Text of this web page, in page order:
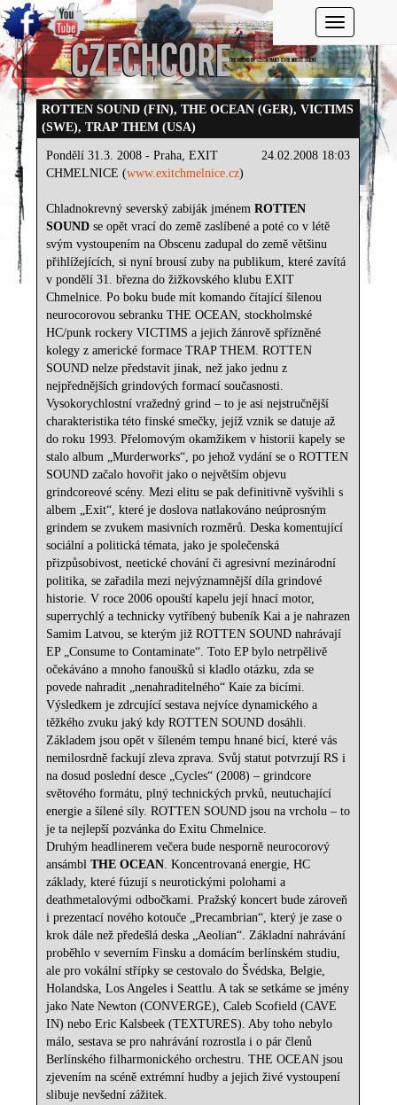
Toggle
ROTTEN SOUND (FIN), THE OCEAN (GER), VICTIMS
(SWE), TRAP THEM (USA)
24.02.2008 18:03
Pondělí 31.3. 2008 - Praha, EXIT
CHMELNICE (www.exitchmelnice.cz)
Chladnokrevný severský zabiják jménemROTTEN
SOUND se opět vrací do země zaslíbené a poté co v létě
svým vystoupením na Obscenu zadupal do země většinu
přihlížejících, si nyní brousí zuby na publikum, které zavítá
v pondělí 31. března do žižkovského klubu EXIT
Chmelnice. Po boku bude mít komando čítající šílenou
neurocorovou sebranku THE OCEAN, stockholmské
HC/punk rockery VICTIMS a jejich žánrově spřízněné
kolegy z americké formace TRAP THEM. ROTTEN
SOUND nelze představit jinak, než jako jednu z
nejpřednějších grindových formací současnosti.
Vysokorychlostní vražedný grind – to je asi nejstručnější
charakteristika této finské smečky, jejíž vznik se datuje až
do roku 1993. Přelomovým okamžikem v historii kapely se
stalo album „Murderworks“, po jehož vydání se o ROTTEN
SOUND začalo hovořit jako o největším objevu
grindcoreové scény. Mezi elitu se pak definitivně vyšvihli s
albem „Exit“, které je doslova natlakováno neúprosným
grindem se zvukem masivních rozměrů. Deska komentující
sociální a politická témata, jako je společenská
přizpůsobivost, neetické chování či agresivní mezinárodní
politika, se zařadila mezi nejvýznamnější díla grindové
historie. V roce 2006 opouští kapelu její hnací motor,
superrychlý a technicky vytříbený bubeník Kai a je nahrazen
Samim Latvou, se kterým již ROTTEN SOUND nahrávají
EP „Consume to Contaminate“. Toto EP bylo netrpělivě
očekáváno a mnoho fanoušků si kladlo otázku, zda se
povede nahradit „nenahraditelného“ Kaie za bicími.
Výsledkem je zdrcující sestava nejvíce dynamického a
těžkého zvuku jaký kdy ROTTEN SOUND dosáhli.
Základem jsou opět v šíleném tempu hnané bicí, které vás
nemilosrdně fackují zleva zprava. Svůj statut potvrzují RS i
na dosud poslední desce „Cycles“ (2008) – grindcore
světového formátu, plný technických prvků, neutuchající
energie a šílené síly. ROTTEN SOUND jsou na vrcholu – to
je ta nejlepší pozvánka do Exitu Chmelnice.
Druhým headlinerem večera bude nesporně neurocorový
ansámblTHE OCEAN. Koncentrovaná energie, HC
základy, které fúzují s neurotickými polohami a
deathmetalovými odbočkami. Pražský koncert bude zároveň
i prezentací nového kotouče „Precambrian“, který je zase o
krok dále než předešlá deska „Aeolian“. Základní nahrávání
proběhlo v severním Finsku a domácím berlínském studiu,
ale pro vokální střípky se cestovalo do Švédska, Belgie,
Holandska, Los Angeles i Seattlu. A tak se setkáme se jmény
jako Nate Newton (CONVERGE), Caleb Scofield (CAVE
IN) nebo Eric Kalsbeek (TEXTURES). Aby toho nebylo
málo, sestava se pro nahrávání rozrostla i o pár členů
Berlínského filharmonického orchestru. THE OCEAN jsou
zjevením na scéně extrémní hudby a jejich živé vystoupení
slibuje nevšední zážitek.